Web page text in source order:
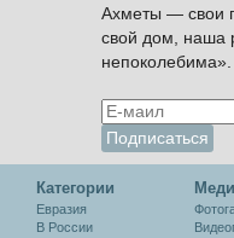
Ахметы — свои
свой дом, наша
Категории
Евразия
В России